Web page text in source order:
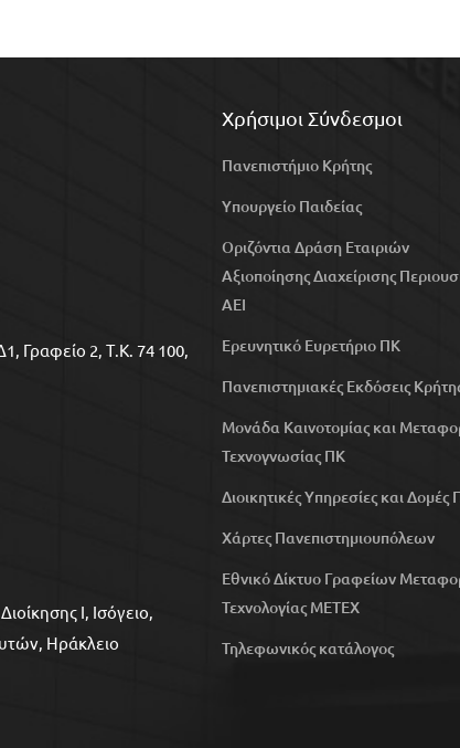
Γραφείο 2, Τ.Κ. 74 100,
Ι, Ισόγειο,
Ηράκλειο
Χρήσιμοι Σύνδεσμοι
Πανεπιστήμιο Κρήτης
Υπουργείο Παιδείας
Οριζόντια Δράση Εταιριών
Αξιοποίησης Διαχείρισης
ΑΕΙ
Ερευνητικό Ευρετήριο ΠΚ
Πανεπιστημιακές Εκδόσεις
Μονάδα Καινοτομίας και
Τεχνογνωσίας ΠΚ
Διοικητικές Υπηρεσίες και Δομές
Χάρτες Πανεπιστημιουπόλεων
Εθνικό Δίκτυο Γραφείων
Τεχνολογίας ΜΕΤΕΧ
Τηλεφωνικός κατάλογος